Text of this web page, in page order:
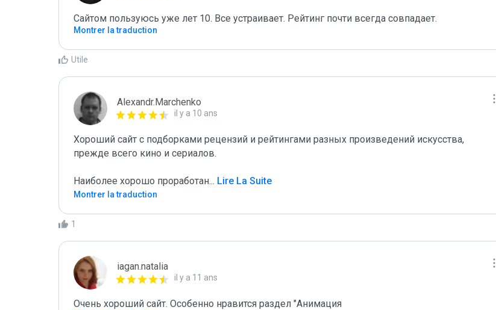
Сайтом пользуюсь уже лет 10. Все устраивает. Рейтинг почти всегда совпадает.
Montrer la traduction
Utile
Alexandr.Marchenko
il y a 10 ans
Хороший сайт с подборками рецензий и рейтингами разных произведений искусства,
прежде всего кино и сериалов.
Наиболее хорошо проработан... Lire La Suite
Montrer la traduction
1
iagan.natalia
il y a 11 ans
Очень хороший сайт. Особенно нравится раздел "Анимация